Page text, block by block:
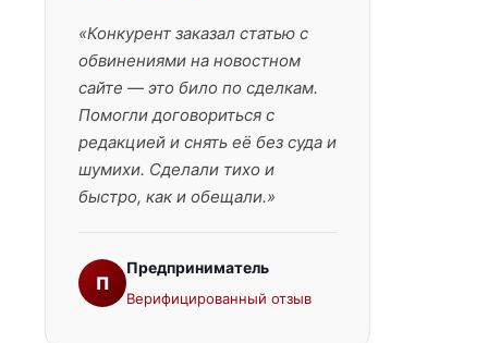
«Конкурент заказал статью с
обвинениями на новостном
сайте — это било по сделкам.
Помогли договориться с
редакцией и снять её без суда и
шумихи. Сделали тихо и
быстро, как и обещали.»
П
Предприниматель
Верифицированный отзыв